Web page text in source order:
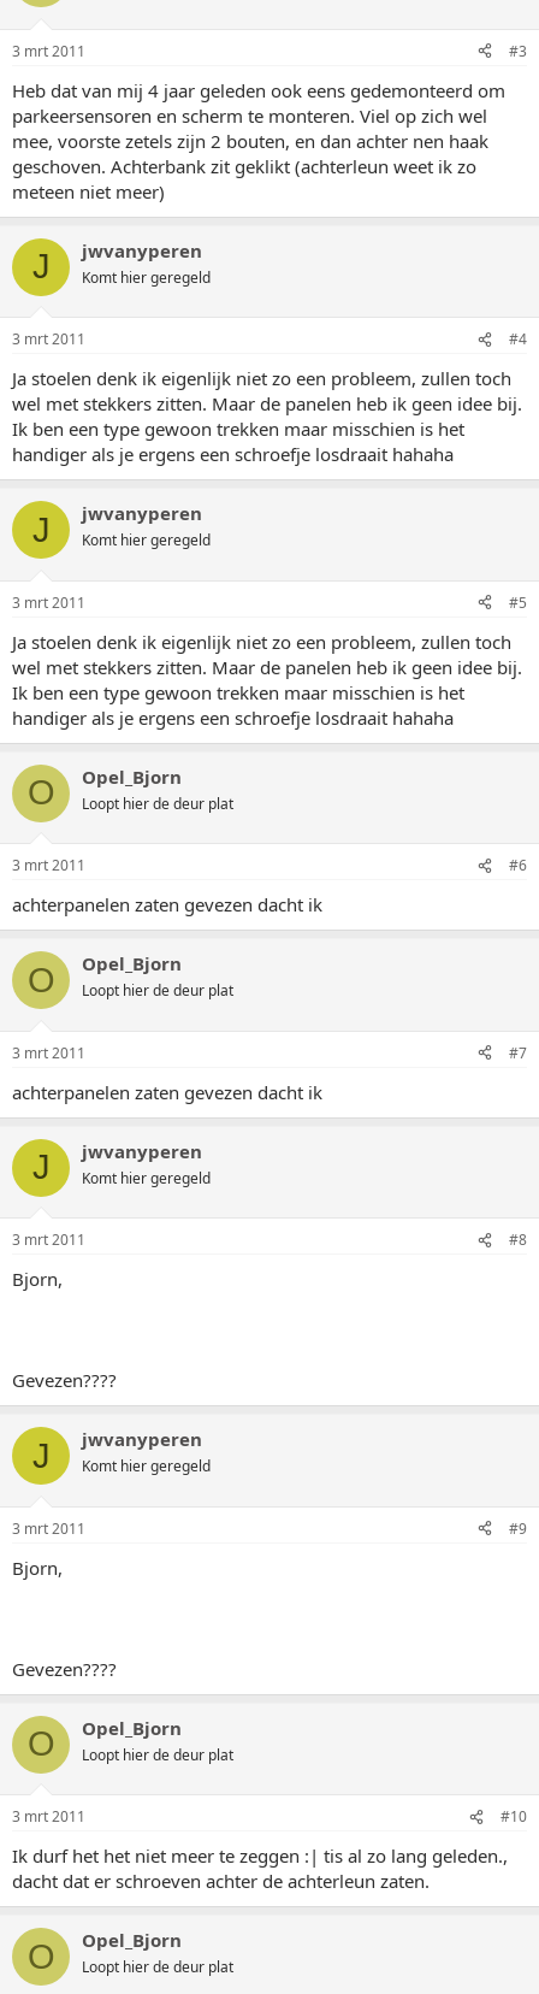
3 mrt 2011 #3
Heb dat van mij 4 jaar geleden ook eens gedemonteerd om
parkeersensoren en scherm te monteren. Viel op zich wel
mee, voorste zetels zijn 2 bouten, en dan achter nen haak
geschoven. Achterbank zit geklikt (achterleun weet ik zo
meteen niet meer)
J jwvanyperen
Komt hier geregeld
3 mrt 2011 #4
Ja stoelen denk ik eigenlijk niet zo een probleem, zullen toch
wel met stekkers zitten. Maar de panelen heb ik geen idee bij.
Ik ben een type gewoon trekken maar misschien is het
handiger als je ergens een schroefje losdraait hahaha
J jwvanyperen
Komt hier geregeld
3 mrt 2011 #5
Ja stoelen denk ik eigenlijk niet zo een probleem, zullen toch
wel met stekkers zitten. Maar de panelen heb ik geen idee bij.
Ik ben een type gewoon trekken maar misschien is het
handiger als je ergens een schroefje losdraait hahaha
O Opel_Bjorn
Loopt hier de deur plat
3 mrt 2011 #6
achterpanelen zaten gevezen dacht ik
O Opel_Bjorn
Loopt hier de deur plat
3 mrt 2011 #7
achterpanelen zaten gevezen dacht ik
J jwvanyperen
Komt hier geregeld
3 mrt 2011 #8
Bjorn,
Gevezen????
J jwvanyperen
Komt hier geregeld
3 mrt 2011 #9
Bjorn,
Gevezen????
O Opel_Bjorn
Loopt hier de deur plat
3 mrt 2011 #10
Ik durf het het niet meer te zeggen :| tis al zo lang geleden.,
dacht dat er schroeven achter de achterleun zaten.
O Opel_Bjorn
Loopt hier de deur plat